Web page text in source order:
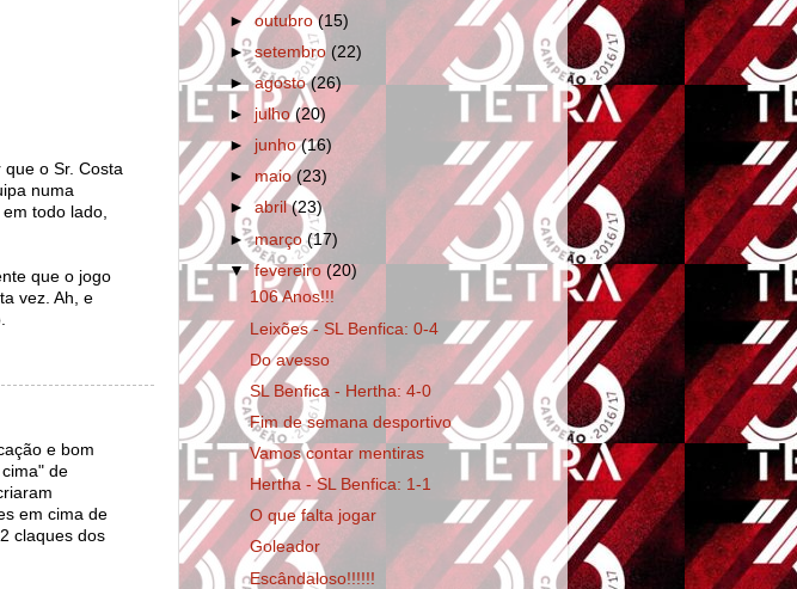
o Sr. Costa
numa
todo lado,
que o jogo
vez. Ah, e
e bom
de
em cima de
claques dos
►outubro(15)
►setembro (22)
►agosto(26)
► julho(20)
► junho(16)
► maio(23)
►abril(23)
►março(17)
▼fevereiro(20)
106 Anos!!!
Leixões - SL Benfica: 0-4
Do avesso
SL Benfica - Hertha: 4-0
Fim de semana desportivo
Vamos contar mentiras
Hertha - SL Benfica: 1-1
O que falta jogar
Goleador
Escândaloso!!!!!!